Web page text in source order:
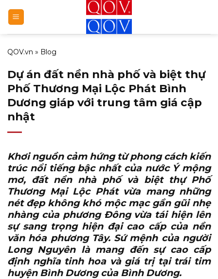
qua
nội
dung
QOV.vn » Blog
Dự án đất nền nhà phố và biệt thự
Phố Thương Mại Lộc Phát Bình
Dương giáp với trung tâm giá cập
nhật
Khơi nguồn cảm hứng từ phong cách kiến
trúc nổi tiếng bậc nhất của nước Ý mộng
mơ, đất nền nhà phố và biệt thự Phố
Thương Mại Lộc Phátvừa mang những
nét đẹp không khó mộc mạc gần gũi nhẹ
nhàng của phương Đông vừa tái hiện lên
sự sang trọng hiện đại cao cấp của nền
văn hóa phương Tây. Sứ mệnh của người
Long Nguyên là mang đến sự cao cấp
định nghĩa tinh hoa và giá trị tại trái tim
huyện Bình Dương của Bình Dương.